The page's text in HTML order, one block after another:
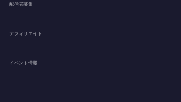
配信者募集
アフィリエイト
イベント情報